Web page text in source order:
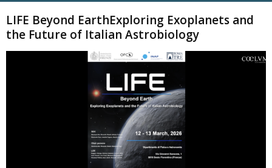
LIFE Beyond EarthExploring Exoplanets and
the Future of Italian Astrobiology